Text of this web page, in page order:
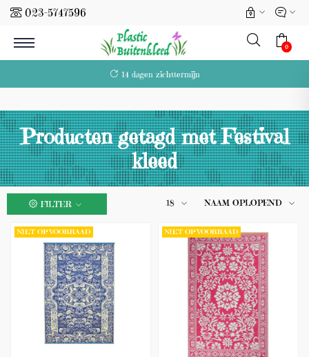
023-5747596
0
14 dagen zichttermijn
Producten getagd met Festival
kleed
FILTER 18 NAAM OPLOPEND
NIET OP VOORRAAD NIET OP VOORRAAD
i